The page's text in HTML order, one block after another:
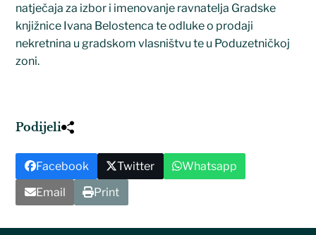
natječaja za izbor i imenovanje ravnatelja Gradske
knjižnice Ivana Belostenca te odluke o prodaji
nekretnina u gradskom vlasništvu te u Poduzetničkoj
zoni.
Podijeli
Facebook Twitter
Whatsapp
Email
Print